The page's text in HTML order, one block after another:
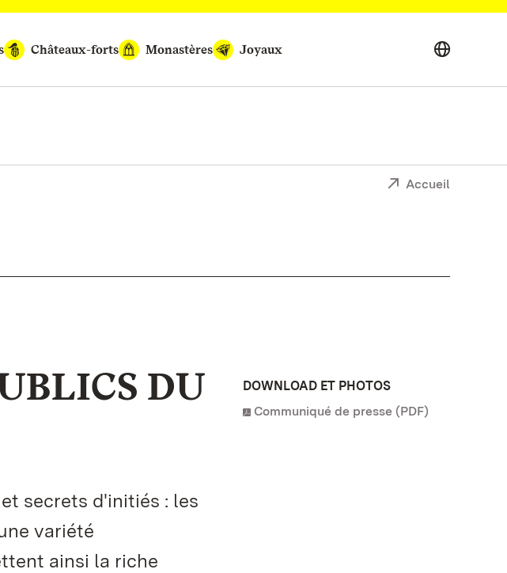
Châteaux-forts Monastères Joyaux
Accueil
DU
secrets d'initiés : les
variété
ainsi la riche
DOWNLOAD ET PHOTOS
Communiqué de presse (PDF)